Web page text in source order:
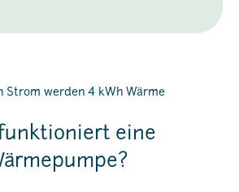
Strom werden 4 kWh Wärme
eine